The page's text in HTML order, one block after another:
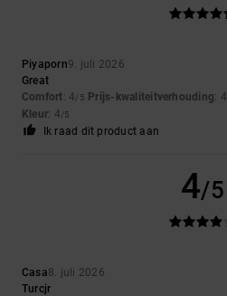
Piyaporn9. juli 2026
Great
Comfort: 4/5 Prijs-kwaliteitverhouding: 4
Kleur: 4/5
Ik raad dit product aan
4/5
Casa8. juli 2026
Turcjr